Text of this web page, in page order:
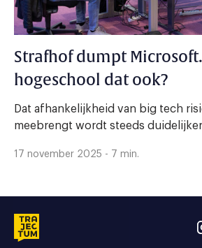
Strafhof dumpt
hogeschool dat ook?
Dat afhankelijkheid van big tech
meebrengt wordt steeds duidelijker
17 november 2025 - 7 min.